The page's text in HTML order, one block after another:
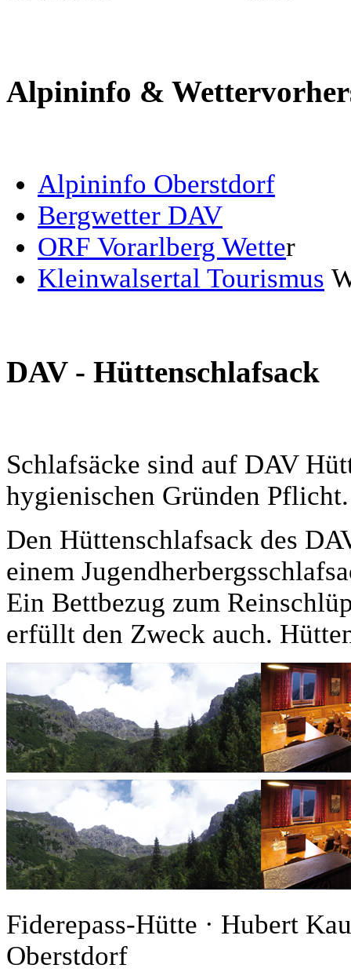
Alpininfo &
Alpininfo Oberstdorf
Bergwetter DAV
ORF Vorarlberg Wetter
Kleinwalsertal Tourismus
DAV - Hüttenschlafsack
Schlafsäcke sind auf DAV
hygienischen Gründen Pflicht.
Den Hüttenschlafsack des
einem
Ein Bettbezug zum
erfüllt den Zweck auch.
Fiderepass-Hütte · Hubert
Oberstdorf